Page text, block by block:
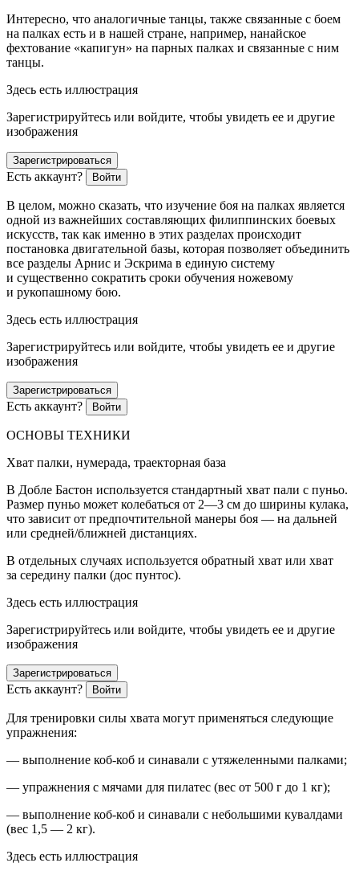
Интересно, что аналогичные танцы, также связанные с боем
на палках есть и в нашей стране, например, нанайское
фехтование «капигун» на парных палках и связанные с ним
танцы.
Здесь есть иллюстрация
Зарегистрируйтесь или войдите, чтобы увидеть ее и другие
изображения
Зарегистрироваться
Есть аккаунт? Войти
В целом, можно сказать, что изучение боя на палках является
одной из важнейших составляющих филиппинских боевых
искусств, так как именно в этих разделах происходит
постановка двигательной базы, которая позволяет объединить
все разделы Арнис и Эскрима в единую систему
и существенно сократить сроки обучения ножевому
и рукопашному бою.
Здесь есть иллюстрация
Зарегистрируйтесь или войдите, чтобы увидеть ее и другие
изображения
Зарегистрироваться
Есть аккаунт? Войти
ОСНОВЫ ТЕХНИКИ
Хват палки, нумерада, траекторная база
В Добле Бастон используется стандартный хват пали с пуньо.
Размер пуньо может колебаться от 2—3 см до ширины кулака,
что зависит от предпочтительной манеры боя — на дальней
или средней/ближней дистанциях.
В отдельных случаях используется обратный хват или хват
за середину палки (дос пунтос).
Здесь есть иллюстрация
Зарегистрируйтесь или войдите, чтобы увидеть ее и другие
изображения
Зарегистрироваться
Есть аккаунт? Войти
Для тренировки силы хвата могут применяться следующие
упражнения:
— выполнение коб-коб и синавали с утяжеленными палками;
— упражнения с мячами для пилатес (вес от 500 г до 1 кг);
— выполнение коб-коб и синавали с небольшими кувалдами
(вес 1,5 — 2 кг).
Здесь есть иллюстрация